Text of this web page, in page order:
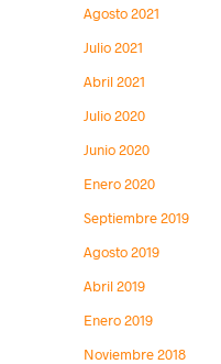
Agosto 2021
Julio 2021
Abril 2021
Julio 2020
Junio 2020
Enero 2020
Septiembre 2019
Agosto 2019
Abril 2019
Enero 2019
Noviembre 2018